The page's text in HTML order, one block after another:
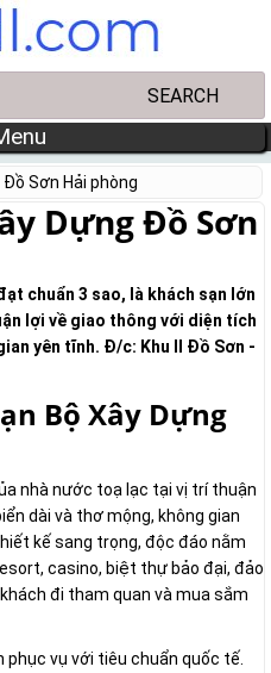
Sơn Hải phòng
Dựng Đồ Sơn
chuẩn 3 sao, là khách sạn lớn
lợi về giao thông với diện tích
yên tĩnh. Đ/c: Khu II Đồ Sơn -
Bộ Xây Dựng
nhà nước toạ lạc tại vị trí thuận
dài và thơ mộng, không gian
kế sang trọng, độc đáo nằm
casino, biệt thự bảo đại, đảo
đi tham quan và mua sắm
phục vụ với tiêu chuẩn quốc tế.